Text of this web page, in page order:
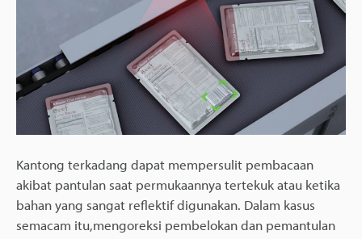
Kantong terkadang dapat mempersulit pembacaan
akibat pantulan saat permukaannya tertekuk atau ketika
bahan yang sangat reflektif digunakan. Dalam kasus
semacam itu,mengoreksi pembelokan dan pemantulan